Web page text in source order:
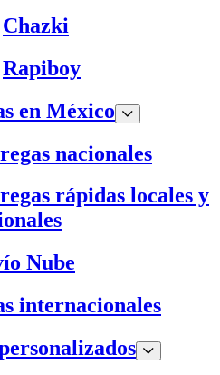
Chazki
Rapiboy
en México
nacionales
rápidas locales y
Nube
internacionales